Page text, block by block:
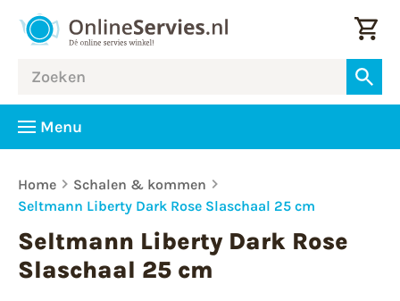
Menu
Home
Schalen & kommen
Seltmann Liberty Dark Rose Slaschaal 25 cm
Seltmann Liberty Dark Rose
Slaschaal 25 cm